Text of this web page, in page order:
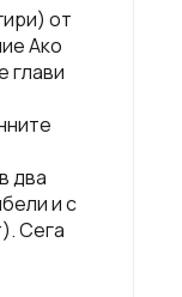
от
Ако
глави
два
и с
Сега